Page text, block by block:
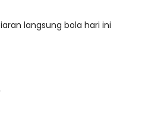
langsung bola hari ini